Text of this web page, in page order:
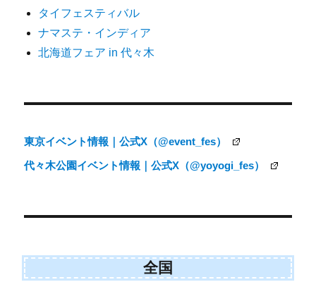
ー
シ
タイフェスティバル
ナマステ・インディア
北海道フェア in 代々木
東京イベント情報｜公式X（@event_fes）
代々木公園イベント情報｜公式X（@yoyogi_fes）
全国